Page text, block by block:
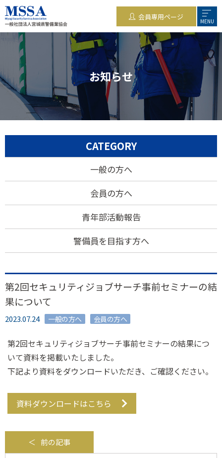
会員専用ページ MENU
お知らせ
第2回セキュリティジョブサーチ事前セミナーの結
果について
2023.07.24 一般の方へ 会員の方へ
第2回セキュリティジョブサーチ事前セミナーの結果につ
いて資料を掲載いたしました。
下記より資料をダウンロードいただき、ご確認ください。
資料ダウンロードはこちら
前の記事
CATEGORY
一般の方へ
会員の方へ
青年部活動報告
警備員を目指す方へ